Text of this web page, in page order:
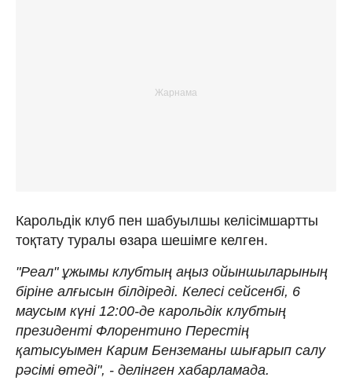
Карольдік клуб пен шабуылшы келісімшартты
тоқтату туралы өзара шешімге келген.
"Реал" ұжымы клубтың аңыз ойыншыларының
біріне алғысын білдіреді. Келесі сейсенбі, 6
маусым күні 12:00-де карольдік клубтың
президенті Флорентино Перестің
қатысуымен Карим Бенземаны шығарып салу
рәсімі өтеді", - делінген хабарламада.